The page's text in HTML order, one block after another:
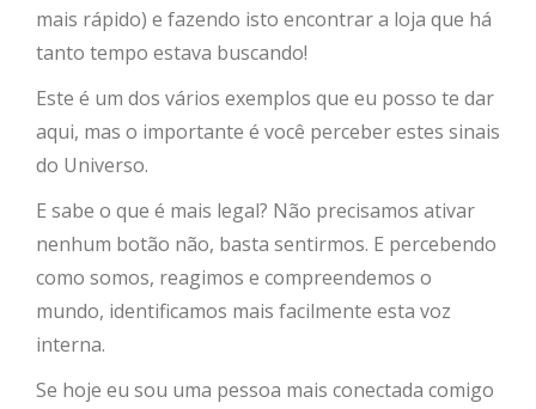
mais rápido) e fazendo isto encontrar a loja que há
tanto tempo estava buscando!
Este é um dos vários exemplos que eu posso te dar
aqui, mas o importante é você perceber estes sinais
do Universo.
E sabe o que é mais legal? Não precisamos ativar
nenhum botão não, basta sentirmos. E percebendo
como somos, reagimos e compreendemos o
mundo, identificamos mais facilmente esta voz
interna.
Se hoje eu sou uma pessoa mais conectada comigo